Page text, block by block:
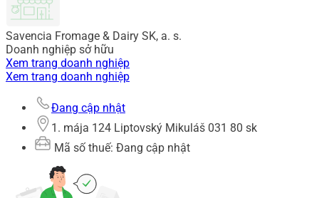
Savencia Fromage & Dairy SK, a. s.
Doanh nghiệp sở hữu
Xem trang doanh nghiệp
Xem trang doanh nghiệp
Đang cập nhật
1. mája 124 Liptovský Mikuláš 031 80 sk
Mã số thuế: Đang cập nhật